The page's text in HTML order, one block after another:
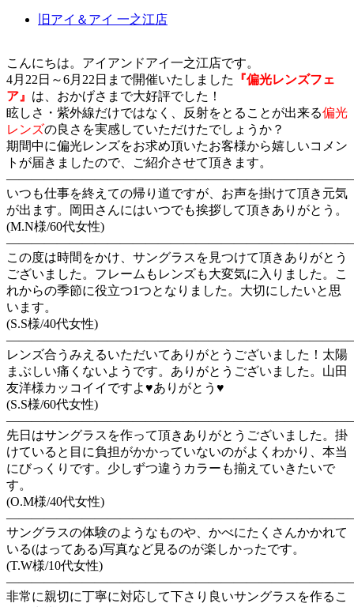
旧アイ＆アイ 一之江店
こんにちは。アイアンドアイ一之江店です。
4月22日～6月22日まで開催いたしました
『偏光レンズフェ
ア』 は、おかげさまで大好評でした！
眩しさ・紫外線だけではなく、反射をとることが出来る偏光
レンズの良さを実感していただけたでしょうか？
期間中に偏光レンズをお求め頂いたお客様から嬉しいコメン
トが届きましたので、ご紹介させて頂きます。
いつも仕事を終えての帰り道ですが、お声を掛けて頂き元気
が出ます。岡田さんにはいつでも挨拶して頂きありがとう。
(M.N様/60代女性)
この度は時間をかけ、サングラスを見つけて頂きありがとう
ございました。フレームもレンズも大変気に入りました。こ
れからの季節に役立つ1つとなりました。大切にしたいと思
います。
(S.S様/40代女性)
レンズ合うみえるいただいてありがとうございました！太陽
まぶしい痛くないようです。ありがとうございました。山田
友洋様カッコイイですよ♥ありがとう♥
(S.S様/60代女性)
先日はサングラスを作って頂きありがとうございました。掛
けていると目に負担がかかっていないのがよくわかり、本当
にびっくりです。少しずつ違うカラーも揃えていきたいで
す。
(O.M様/40代女性)
サングラスの体験のようなものや、かべにたくさんかかれて
いる(はってある)写真など見るのが楽しかったです。
(T.W様/10代女性)
非常に親切に丁寧に対応して下さり良いサングラスを作るこ